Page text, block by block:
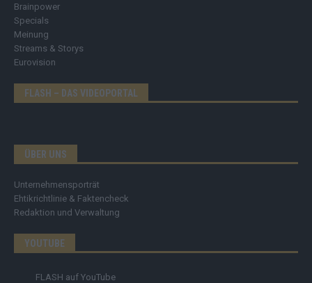
Brainpower
Specials
Meinung
Streams & Storys
Eurovision
FLASH – DAS VIDEOPORTAL
ÜBER UNS
Unternehmensporträt
Ehtikrichtlinie & Faktencheck
Redaktion und Verwaltung
YOUTUBE
FLASH auf YouTube